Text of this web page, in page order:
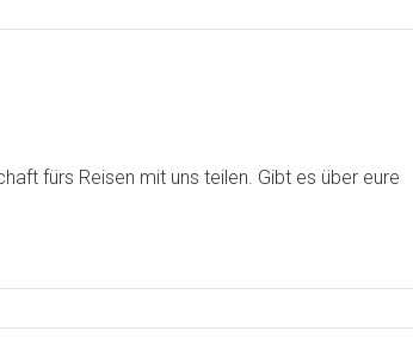
fürs Reisen mit uns teilen. Gibt es über eure